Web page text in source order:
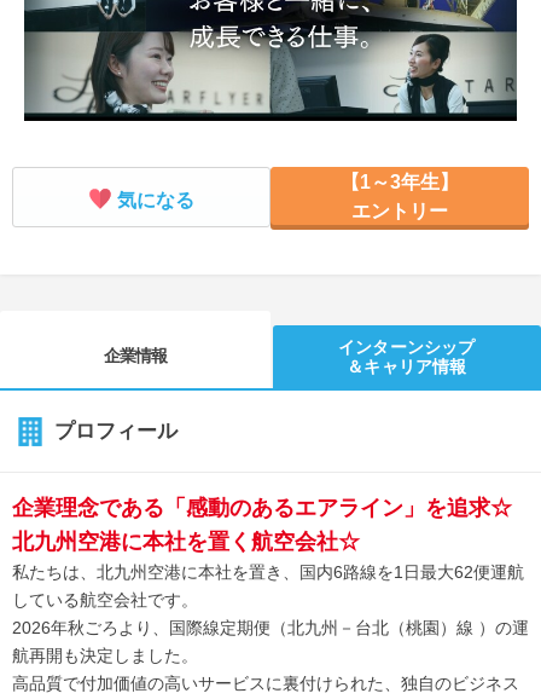
就活支援
就活ノウハウが満載！
就活コラム
お役立ち記事・相談室など
適職診断 就活チャンネル
就活ニュースペーパー
就活時事ニュースを更新
よくある質問
不明点があればこちら
気になる
【1～3年生】
エントリー
企業情報
インターンシップ
＆キャリア情報
プロフィール
企業理念である「感動のあるエアライン」を追求☆
北九州空港に本社を置く航空会社☆
私たちは、北九州空港に本社を置き、国内6路線を1日最大62便運航
している航空会社です。
2026年秋ごろより、国際線定期便（北九州－台北（桃園）線 ）の運
航再開も決定しました。
高品質で付加価値の高いサービスに裏付けられた、独自のビジネス